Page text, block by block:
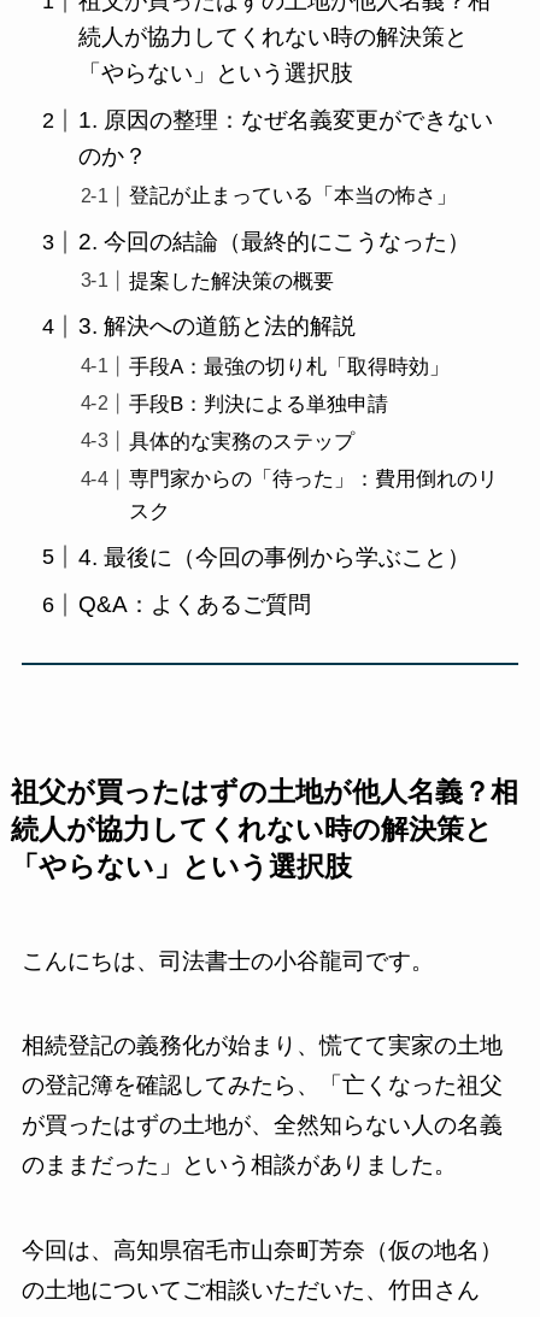
続人が協力してくれない時の解決策と
「やらない」という選択肢
1. 原因の整理：なぜ名義変更ができない
のか？
登記が止まっている「本当の怖さ」
2. 今回の結論（最終的にこうなった）
提案した解決策の概要
3. 解決への道筋と法的解説
手段A：最強の切り札「取得時効」
手段B：判決による単独申請
具体的な実務のステップ
専門家からの「待った」：費用倒れのリ
スク
4. 最後に（今回の事例から学ぶこと）
Q&A：よくあるご質問
祖父が買ったはずの土地が他人名義？相
続人が協力してくれない時の解決策と
「やらない」という選択肢
こんにちは、司法書士の小谷龍司です。
相続登記の義務化が始まり、慌てて実家の土地
の登記簿を確認してみたら、「亡くなった祖父
が買ったはずの土地が、全然知らない人の名義
のままだった」という相談がありました。
今回は、高知県宿毛市山奈町芳奈（仮の地名）
の土地についてご相談いただいた、竹田さん